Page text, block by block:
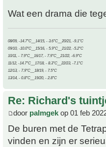
Wat een drama die
08/09, -14.7°C__14/15, - 3.6°C__20/21, -9.1°C
09/10, -10.0°C__15/16, - 5.9°C__21/22, -5.2°C
10/11, - 7.9°C__16/17, - 7.9°C__21/22, -6.9°C
11/12, -14.7°C__17/18, - 8.3°C__22/23, -7.1°C
12/13, - 7.9°C__18/19, - 7.5°C
13/14, - 0.8°C__19/20, - 2.8°C
Re: Richard's
door palmgek op 01 feb
De buren met de
vinden en zijn er